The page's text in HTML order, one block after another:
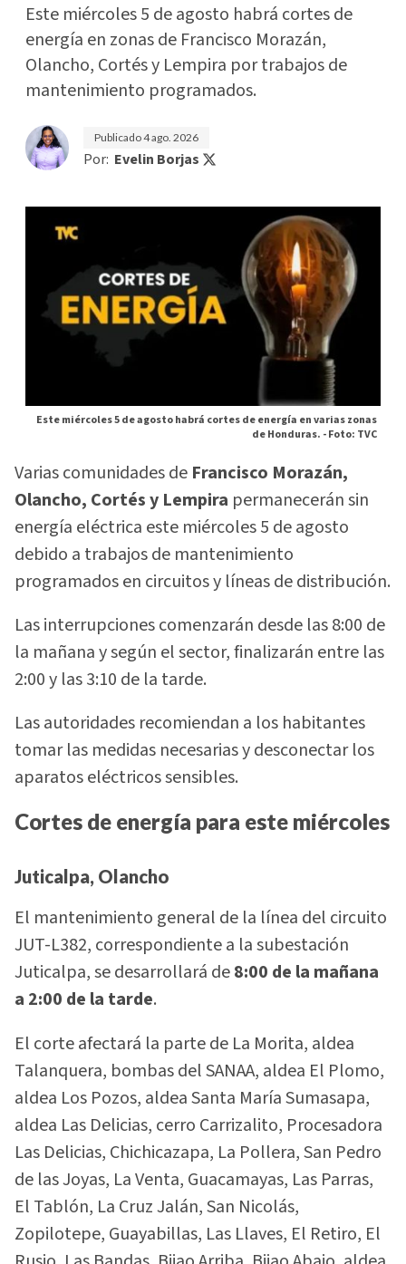
Este miércoles 5 de agosto habrá cortes de
energía en zonas de Francisco Morazán,
Olancho, Cortés y Lempira por trabajos de
mantenimiento programados.
Publicado4 ago. 2026
Por: Evelin Borjas
Este miércoles 5 de agosto habrá cortes de energía en varias zonas
de Honduras. -Foto: TVC
Varias comunidades de Francisco Morazán,
Olancho, Cortés y Lempira permanecerán sin
energía eléctrica este miércoles 5 de agosto
debido a trabajos de mantenimiento
programados en circuitos y líneas de distribución.
Las interrupciones comenzarán desde las 8:00 de
la mañana y según el sector, finalizarán entre las
2:00 y las 3:10 de la tarde.
Las autoridades recomiendan a los habitantes
tomar las medidas necesarias y desconectar los
aparatos eléctricos sensibles.
Cortes de energía para este miércoles
Juticalpa, Olancho
El mantenimiento general de la línea del circuito
JUT-L382, correspondiente a la subestación
Juticalpa, se desarrollará de8:00 de la mañana
a 2:00 de la tarde.
El corte afectará la parte de La Morita, aldea
Talanquera, bombas del SANAA, aldea El Plomo,
aldea Los Pozos, aldea Santa María Sumasapa,
aldea Las Delicias, cerro Carrizalito, Procesadora
Las Delicias, Chichicazapa, La Pollera, San Pedro
de las Joyas, La Venta, Guacamayas, Las Parras,
El Tablón, La Cruz Jalán, San Nicolás,
Zopilotepe, Guayabillas, Las Llaves, El Retiro, El